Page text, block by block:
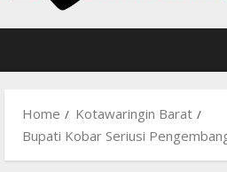
Home
Kotawaringin Barat
Bupati Kobar Seriusi